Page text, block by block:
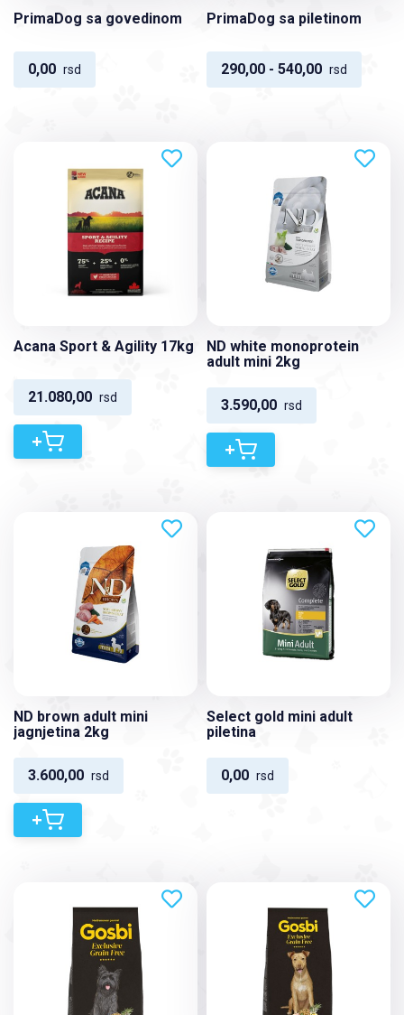
PrimaDog sa govedinom
0,00 rsd
PrimaDog sa piletinom
290,00 - 540,00 rsd
Acana Sport & Agility 17kg
21.080,00 rsd
+
ND white monoprotein
adult mini 2kg
3.590,00 rsd
+
ND brown adult mini
jagnjetina 2kg
3.600,00 rsd
+
Select gold mini adult
piletina
0,00 rsd